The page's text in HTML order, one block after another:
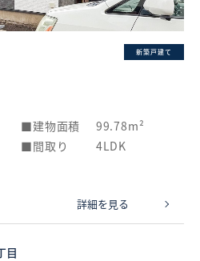
新築戸建て
建物面積
99.78m²
間取り 4LDK
詳細を見る
目